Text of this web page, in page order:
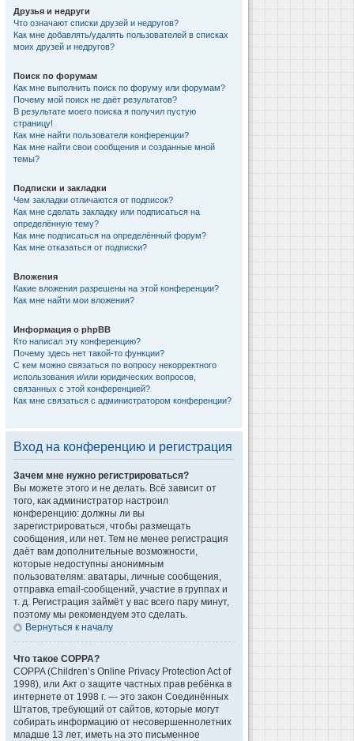
Друзья и недруги
Что означают списки друзей и недругов?
Как мне добавлять/удалять пользователей в списках
моих друзей и недругов?
Поиск по форумам
Как мне выполнить поиск по форуму или форумам?
Почему мой поиск не даёт результатов?
В результате моего поиска я получил пустую
страницу!
Как мне найти пользователя конференции?
Как мне найти свои сообщения и созданные мной
темы?
Подписки и закладки
Чем закладки отличаются от подписок?
Как мне сделать закладку или подписаться на
определённую тему?
Как мне подписаться на определённый форум?
Как мне отказаться от подписки?
Вложения
Какие вложения разрешены на этой конференции?
Как мне найти мои вложения?
Информация о phpBB
Кто написал эту конференцию?
Почему здесь нет такой-то функции?
С кем можно связаться по вопросу некорректного
использования и/или юридических вопросов,
связанных с этой конференцией?
Как мне связаться с администратором конференции?
Вход на конференцию и регистрация
Зачем мне нужно регистрироваться?
Вы можете этого и не делать. Всё зависит от
того, как администратор настроил
конференцию: должны ли вы
зарегистрироваться, чтобы размещать
сообщения, или нет. Тем не менее регистрация
даёт вам дополнительные возможности,
которые недоступны анонимным
пользователям: аватары, личные сообщения,
отправка email-сообщений, участие в группах и
т. д. Регистрация займёт у вас всего пару минут,
поэтому мы рекомендуем это сделать.
Вернуться к началу
Что такое COPPA?
COPPA (Children’s Online Privacy Protection Act of
1998), или Акт о защите частных прав ребёнка в
интернете от 1998 г. — это закон Соединённых
Штатов, требующий от сайтов, которые могут
собирать информацию от несовершеннолетних
младше 13 лет, иметь на это письменное